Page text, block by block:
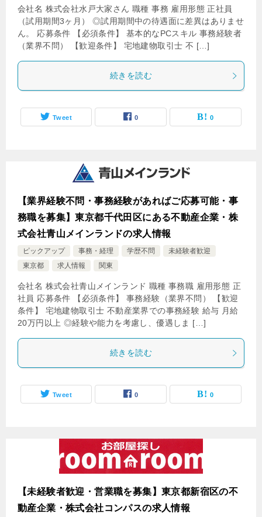
会社名 株式会社水戸大家さん 職種 事務 雇用形態 正社員
（試用期間3ヶ月） ◎試用期間中の待遇面に差異はありませ
ん。 応募条件 【必須条件】 基本的なPCスキル 事務経験者
（業界不問） 【歓迎条件】 宅地建物取引士 不 […]
続きを読む
Tweet 0 0
【業界経験不問・事務経験があればご応募可能・事
務職を募集】東京都千代田区にある不動産企業・株
式会社青山メインランドの求人情報
ピックアップ 事務・経理 学歴不問
未経験者歓迎
東京都
求人情報 関東
会社名 株式会社青山メインランド 職種 事務職 雇用形態 正
社員 応募条件 【必須条件】 事務経験（業界不問） 【歓迎
条件】 宅地建物取引士 不動産業界での事務経験 給与 月給
20万円以上 ◎経験や能力を考慮し、優遇しま […]
続きを読む
Tweet 0 0
【未経験者歓迎・営業職を募集】東京都新宿区の不
動産企業・株式会社コンパスの求人情報